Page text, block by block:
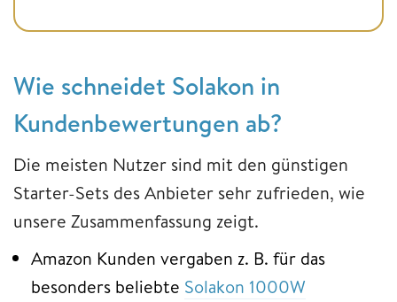
Wie schneidet Solakon in
Kundenbewertungen ab?
Die meisten Nutzer sind mit den günstigen
Starter-Sets des Anbieter sehr zufrieden, wie
unsere Zusammenfassung zeigt.
Amazon Kunden vergaben z. B. für das
besonders beliebte Solakon 1000W